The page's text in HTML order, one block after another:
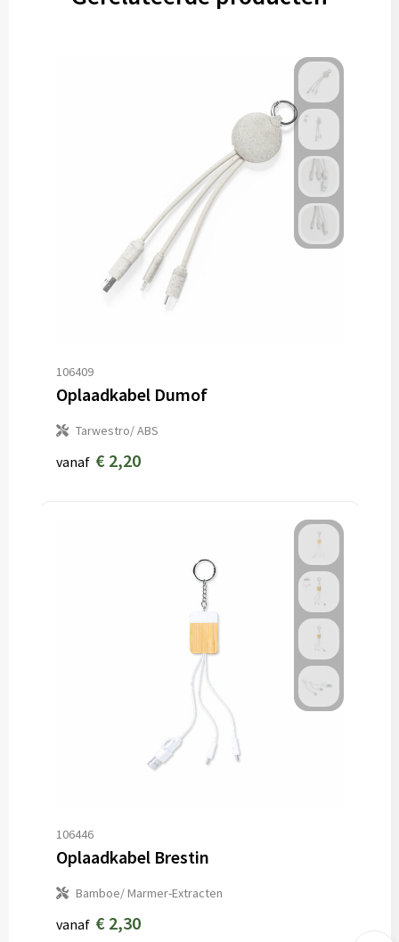
106409
Oplaadkabel Dumof
Tarwestro/ ABS
vanaf € 2,20
106446
Oplaadkabel Brestin
Bamboe/ Marmer-Extracten
vanaf € 2,30